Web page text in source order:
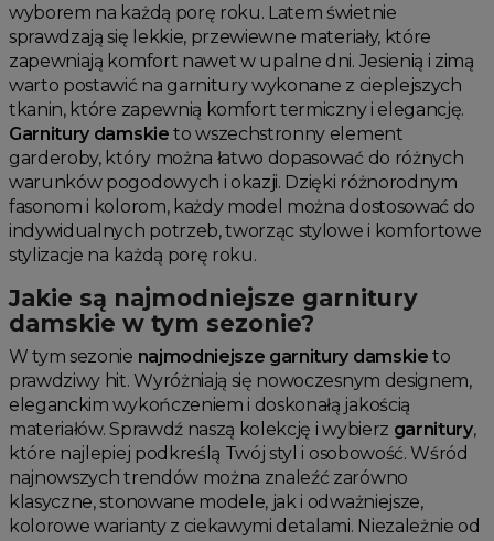
wyborem na każdą porę roku. Latem świetnie
sprawdzają się lekkie, przewiewne materiały, które
zapewniają komfort nawet w upalne dni. Jesienią i zimą
warto postawić na garnitury wykonane z cieplejszych
tkanin, które zapewnią komfort termiczny i elegancję.
Garnitury damskie to wszechstronny element
garderoby, który można łatwo dopasować do różnych
warunków pogodowych i okazji. Dzięki różnorodnym
fasonom i kolorom, każdy model można dostosować do
indywidualnych potrzeb, tworząc stylowe i komfortowe
stylizacje na każdą porę roku.
Jakie są najmodniejsze garnitury
damskie w tym sezonie?
W tym sezonie najmodniejsze garnitury damskie to
prawdziwy hit. Wyróżniają się nowoczesnym designem,
eleganckim wykończeniem i doskonałą jakością
materiałów. Sprawdź naszą kolekcję i wybierz garnitury,
które najlepiej podkreślą Twój styl i osobowość. Wśród
najnowszych trendów można znaleźć zarówno
klasyczne, stonowane modele, jak i odważniejsze,
kolorowe warianty z ciekawymi detalami. Niezależnie od